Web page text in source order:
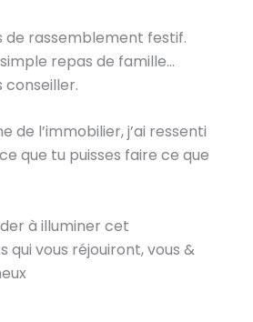
de rassemblement festif.
repas de famille…
conseiller.
l’immobilier, j’ai ressenti
que tu puisses faire ce que
à illuminer cet
qui vous réjouiront, vous &